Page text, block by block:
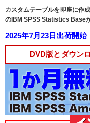
カスタムテーブルを即座に作
のIBM SPSS Statistics Baseが
2025年7月23日出荷開始
DVD版とダウン